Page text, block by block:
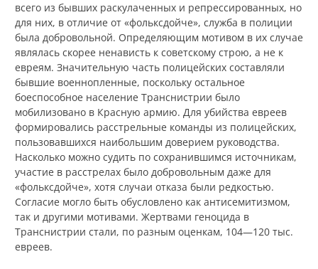
всего из бывших раскулаченных и репрессированных, но
для них, в отличие от «фольксдойче», служба в полиции
была добровольной. Определяющим мотивом в их случае
являлась скорее ненависть к советскому строю, а не к
евреям. Значительную часть полицейских составляли
бывшие военнопленные, поскольку остальное
боеспособное население Транснистрии было
мобилизовано в Красную армию. Для убийства евреев
формировались расстрельные команды из полицейских,
пользовавшихся наибольшим доверием руководства.
Насколько можно судить по сохранившимся источникам,
участие в расстрелах было добровольным даже для
«фольксдойче», хотя случаи отказа были редкостью.
Согласие могло быть обусловлено как антисемитизмом,
так и другими мотивами. Жертвами геноцида в
Транснистрии стали, по разным оценкам, 104—120 тыс.
евреев.